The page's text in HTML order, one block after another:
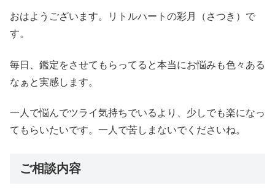
おはようございます。リトルハートの彩月（さつき）で
す。
毎日、鑑定をさせてもらってると本当にお悩みも色々ある
なぁと実感します。
一人で悩んでツライ気持ちでいるより、少しでも楽になっ
てもらいたいです。一人で苦しまないでくださいね。
ご相談内容